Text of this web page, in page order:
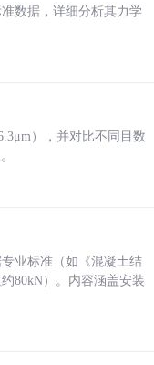
数据，详细分析其力学
），并对比不同目数
业标准（如《混凝土结
80kN）。内容涵盖安装